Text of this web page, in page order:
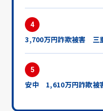
4
3,700万円詐欺被害 三
5
安中 1,610万円詐欺